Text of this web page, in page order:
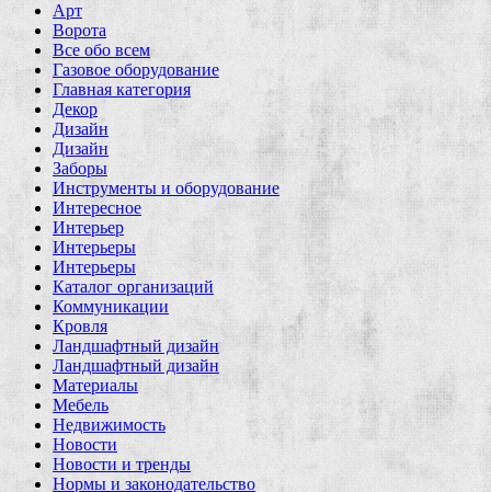
Арт
Ворота
Все обо всем
Газовое оборудование
Главная категория
Декор
Дизайн
Дизайн
Заборы
Инструменты и оборудование
Интересное
Интерьер
Интерьеры
Интерьеры
Каталог организаций
Коммуникации
Кровля
Ландшафтный дизайн
Ландшафтный дизайн
Материалы
Мебель
Недвижимость
Новости
Новости и тренды
Нормы и законодательство